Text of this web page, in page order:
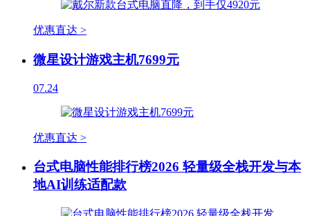
优惠直达 >
微星设计游戏主机7699元
07.24
优惠直达 >
台式电脑性能排行榜2026 轻量级全栈开发与本
地AI训练适配款